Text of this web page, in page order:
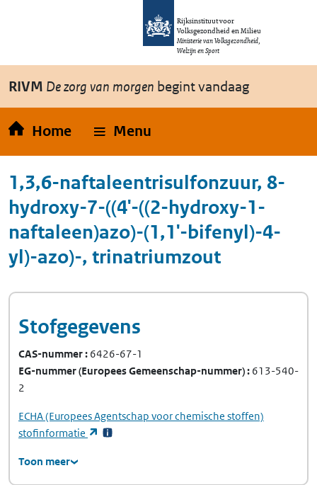
Overslaan en naar de inhoud gaan
Rijksinstituut voor
Volksgezondheid en Milieu
Ministerie van Volksgezondheid,
Welzijn en Sport
RIVM De zorg van morgen begint vandaag
Home Menu
1,3,6-naftaleentrisulfonzuur, 8-
hydroxy-7-((4'-((2-hydroxy-1-
naftaleen)azo)-(1,1'-bifenyl)-4-
yl)-azo)-, trinatriumzout
Stofgegevens
CAS-nummer 6426-67-1
EG-nummer(Europees Gemeenschap-nummer) 613-540-
2
ECHA(Europees Agentschap voor chemische stoffen)
stofinformatie
(opent in een nieuw tabblad)
Toon meer